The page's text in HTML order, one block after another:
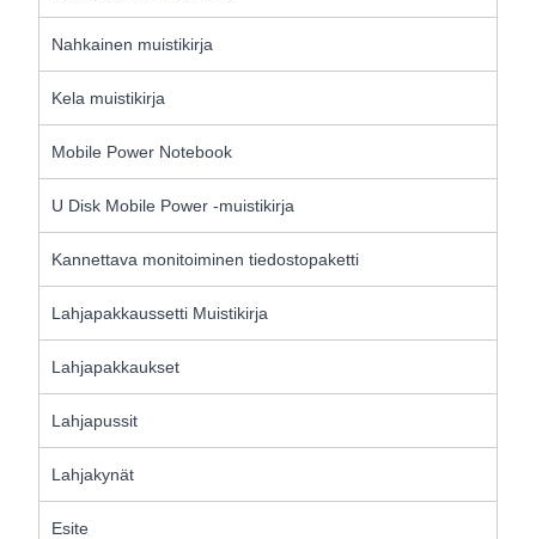
Nahkainen muistikirja
Kela muistikirja
Mobile Power Notebook
U Disk Mobile Power -muistikirja
Kannettava monitoiminen tiedostopaketti
Lahjapakkaussetti Muistikirja
Lahjapakkaukset
Lahjapussit
Lahjakynät
Esite